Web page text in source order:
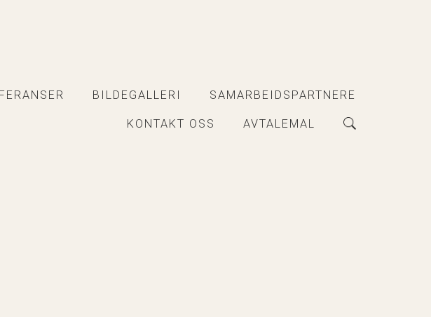
BILDEGALLERI SAMARBEIDSPARTNERE
KONTAKT OSS AVTALEMAL